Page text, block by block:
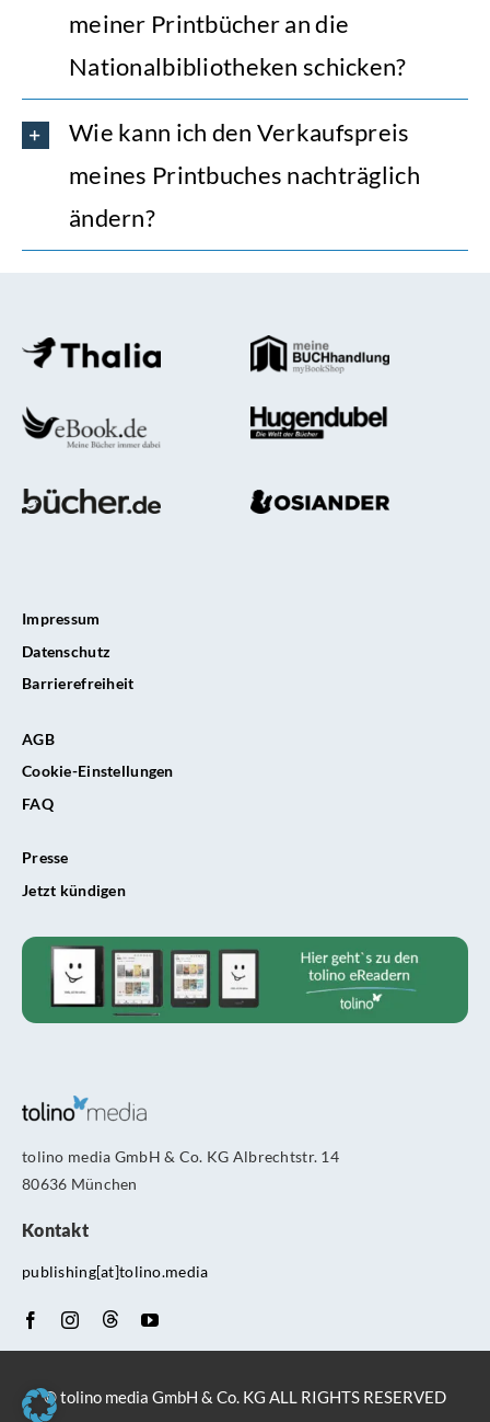
meiner Printbücher an die
Nationalbibliotheken schicken?
Wie kann ich den Verkaufspreis
meines Printbuches nachträglich
ändern?
Impressum
Datenschutz
Barrierefreiheit
AGB
Cookie-Einstellungen
FAQ
Presse
Jetzt kündigen
tolino media GmbH & Co. KG Albrechtstr. 14
80636 München
Kontakt
publishing[at]tolino.media
© tolino media GmbH & Co. KG ALL RIGHTS RESERVED